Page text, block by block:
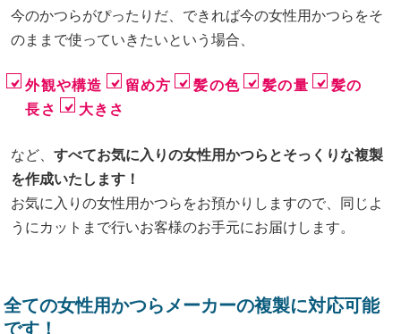
今のかつらがぴったりだ、できれば今の女性用かつらをそ
のままで使っていきたいという場合、
外観や構造 留め方 髪の色 髪の量
髪の
長さ
大きさ
など、すべてお気に入りの女性用かつらとそっくりな複製
を作成いたします！
お気に入りの女性用かつらをお預かりしますので、同じよ
うにカットまで行いお客様のお手元にお届けします。
全ての女性用かつらメーカーの複製に対応可能
です！